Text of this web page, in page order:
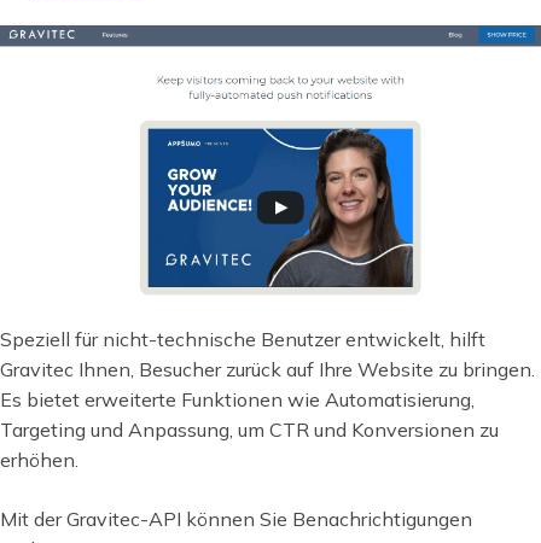
Speziell für nicht-technische Benutzer entwickelt, hilft
Gravitec Ihnen, Besucher zurück auf Ihre Website zu bringen.
Es bietet erweiterte Funktionen wie Automatisierung,
Targeting und Anpassung, um CTR und Konversionen zu
erhöhen.
Mit der Gravitec-API können Sie Benachrichtigungen